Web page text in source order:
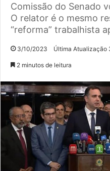
Comissão do Senado
O relator é o mesmo
“reforma” trabalhista
3/10/2023 Última Atualização
2 minutos de leitura